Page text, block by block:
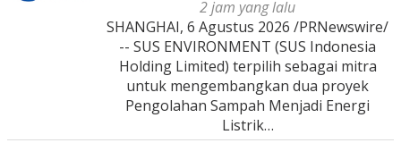
2 jam yang lalu
SHANGHAI, 6 Agustus 2026 /PRNewswire/
-- SUS ENVIRONMENT (SUS Indonesia
Holding Limited) terpilih sebagai mitra
untuk mengembangkan dua proyek
Pengolahan Sampah Menjadi Energi
Listrik…